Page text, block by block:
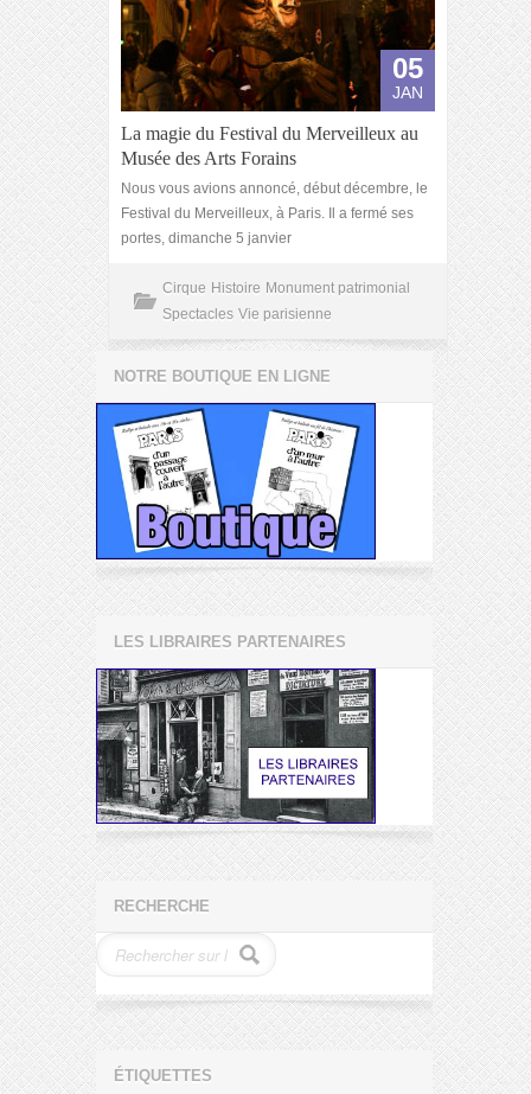
05
JAN
La magie du Festival du Merveilleux au
Musée des Arts Forains
Nous vous avions annoncé, début décembre, le
Festival du Merveilleux, à Paris. Il a fermé ses
portes, dimanche 5 janvier
Cirque Histoire Monument patrimonial
Spectacles Vie parisienne
NOTRE BOUTIQUE EN LIGNE
LES LIBRAIRES PARTENAIRES
RECHERCHE
ÉTIQUETTES